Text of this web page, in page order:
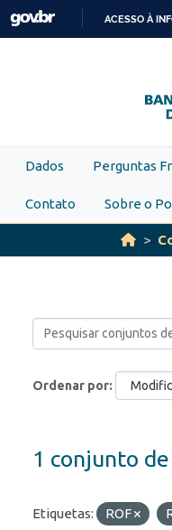
Skip to main content
ACESSO À
Dados Perguntas
Contato Sobre o
Ordenar por
1 conjunto
Etiquetas: ROF